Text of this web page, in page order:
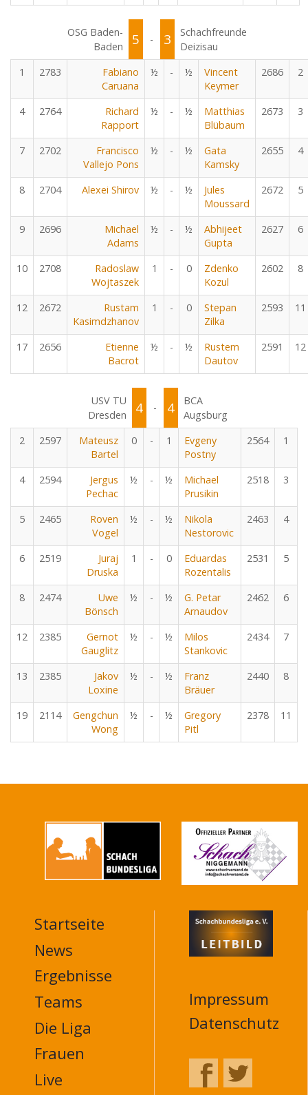
OSG Baden-
Baden
5 - 3
Schachfreunde
Deizisau
1
2783
Fabiano
Caruana
½ - ½
Vincent
Keymer
2686 2
4 2764
Richard
Rapport
½ - ½
Matthias
Blübaum
2673 3
7 2702
Francisco
Vallejo Pons
½ - ½
Gata
Kamsky
2655 4
8 2704 Alexei Shirov ½ - ½
Jules
Moussard
2672 5
9 2696
Michael
Adams
½ - ½
Abhijeet
Gupta
2627 6
10 2708
Radoslaw
Wojtaszek
1 - 0
Zdenko
Kozul
2602 8
12 2672
Rustam
Kasimdzhanov
1 - 0
Stepan
Zilka
2593 11
17 2656
Etienne
Bacrot
½ - ½
Rustem
Dautov
2591 12
USV TU
Dresden
4 - 4
BCA
Augsburg
2
2597
Mateusz
Bartel
0 - 1
Evgeny
Postny
2564 1
4 2594
Jergus
Pechac
½ - ½
Michael
Prusikin
2518 3
5 2465
Roven
Vogel
½ - ½
Nikola
Nestorovic
2463 4
6 2519
Juraj
Druska
1 - 0
Eduardas
Rozentalis
2531 5
8 2474
Uwe
Bönsch
½ - ½
G. Petar
Arnaudov
2462 6
12 2385
Gernot
Gauglitz
½ - ½
Milos
Stankovic
2434 7
13 2385
Jakov
Loxine
½ - ½
Franz
Bräuer
2440 8
19 2114
Gengchun
Wong
½ - ½
Gregory
Pitl
2378 11
MAIN
NAVIGATION
FOOTER
Startseite
News
Ergebnisse
Teams
Die Liga
Frauen
Live
Impressum
Datenschutz